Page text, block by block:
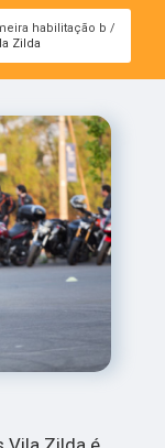
habilitação b
Zilda